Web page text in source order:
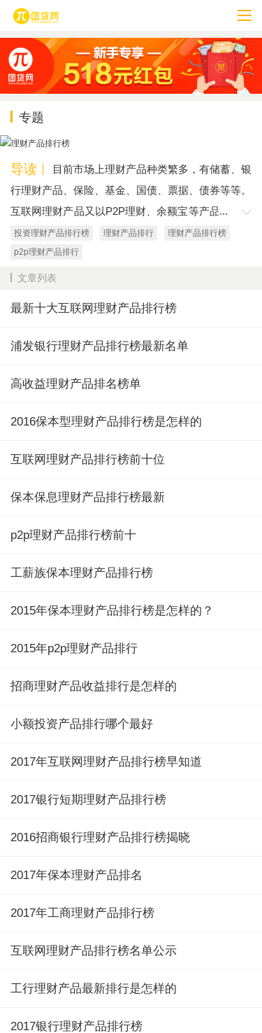
专题
导读
目前市场上理财产品种类繁多，有储蓄、银
行理财产品、保险、基金、国债、票据、债券等等。
互联网理财产品又以P2P理财、余额宝等产品为主。
那么这些理财产品是怎么排行的呢？今天，小编就给
大家分享一下，希望对大家有帮助。
...
投资理财产品排行榜 理财产品排行
理财产品排行榜
p2p理财产品排行
文章列表
最新十大互联网理财产品排行榜
浦发银行理财产品排行榜最新名单
高收益理财产品排名榜单
2016保本型理财产品排行榜是怎样的
互联网理财产品排行榜前十位
保本保息理财产品排行榜最新
p2p理财产品排行榜前十
工薪族保本理财产品排行榜
2015年保本理财产品排行榜是怎样的？
2015年p2p理财产品排行
招商理财产品收益排行是怎样的
小额投资产品排行哪个最好
2017年互联网理财产品排行榜早知道
2017银行短期理财产品排行榜
2016招商银行理财产品排行榜揭晓
2017年保本理财产品排名
2017年工商理财产品排行榜
互联网理财产品排行榜名单公示
工行理财产品最新排行是怎样的
2017银行理财产品排行榜